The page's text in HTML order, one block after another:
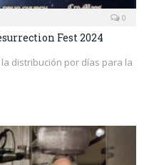
0
Fest 2024
distribución por días para la